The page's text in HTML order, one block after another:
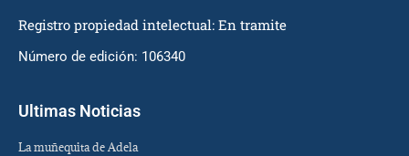
Registro propiedad intelectual: En tramite
Número de edición: 106340
Ultimas Noticias
La muñequita de Adela